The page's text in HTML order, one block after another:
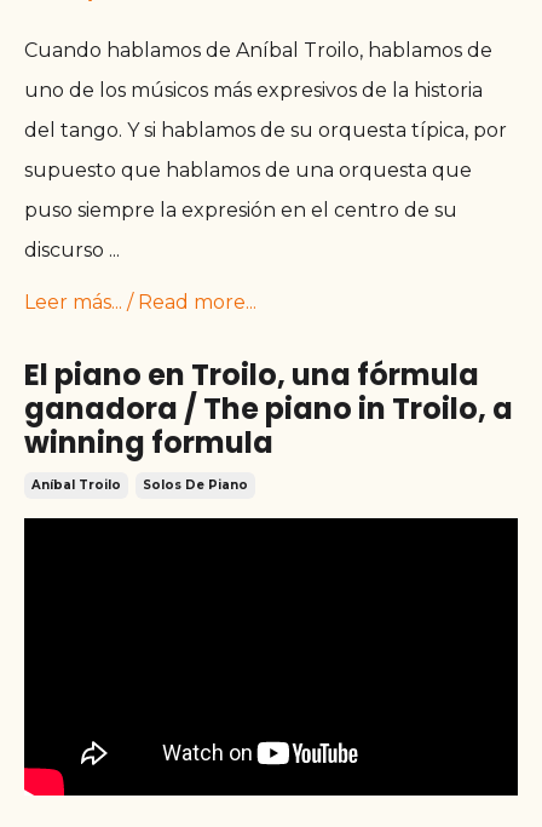
Cuando hablamos de Aníbal Troilo, hablamos de
uno de los músicos más expresivos de la historia
del tango. Y si hablamos de su orquesta típica, por
supuesto que hablamos de una orquesta que
puso siempre la expresión en el centro de su
discurso ...
Leer más... / Read more...
El piano en Troilo, una fórmula
ganadora / The piano in Troilo, a
winning formula
Aníbal Troilo Solos De Piano